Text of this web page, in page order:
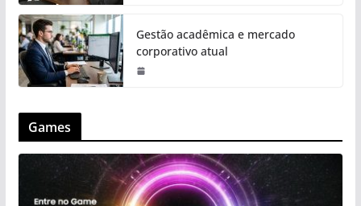
Gestão acadêmica e mercado
corporativo atual
Games